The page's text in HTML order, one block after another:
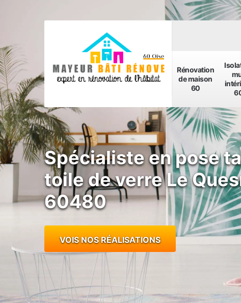
Rénovation
de maison
60
Spécialiste en pose
toile de verre Le
60480
VOIS NOS RÉALISATIONS